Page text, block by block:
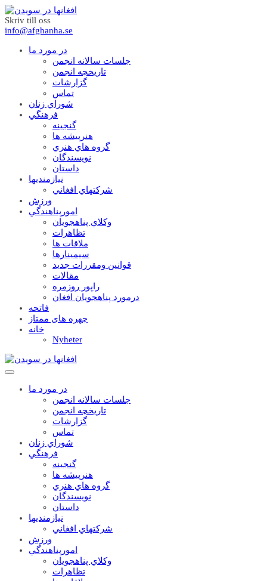
Skriv till oss
info@afghanha.se
در مورد ما
جلسات سالانه انجمن
تاریخچه انجمن
گزارشات
تماس
شوراي زنان
فرهنگي
گنجينه
هنرپيشه ها
گروه هاي هنري
نويسندگان
داستان
نيازمنديها
شرکتهاي افغاني
ورزش
امورپناهندگي
وکلاي پناهجويان
تظاهرات
ملاقات ها
سيمينارها
قوانين ومقررات جديد
مقالات
راپور روزمره
درمورد پناهجويان افغان
فاتحه
چهره های ممتاز
خانه
Nyheter
در مورد ما
جلسات سالانه انجمن
تاریخچه انجمن
گزارشات
تماس
شوراي زنان
فرهنگي
گنجينه
هنرپيشه ها
گروه هاي هنري
نويسندگان
داستان
نيازمنديها
شرکتهاي افغاني
ورزش
امورپناهندگي
وکلاي پناهجويان
تظاهرات